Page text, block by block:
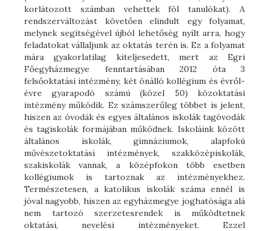
korlátozott számban vehettek föl tanulókat). A
rendszerváltozást követően elindult egy folyamat,
melynek segítségével újból lehetőség nyílt arra, hogy
feladatokat vállaljunk az oktatás terén is. Ez a folyamat
mára gyakorlatilag kiteljesedett, mert az Egri
Főegyházmegye fenntartásában 2012 óta 3
felsőoktatási intézmény, két önálló kollégium és évről-
évre gyarapodó számú (közel 50) közoktatási
intézmény működik. Ez számszerűleg többet is jelent,
hiszen az óvodák és egyes általános iskolák tagóvodák
és tagiskolák formájában működnek. Iskoláink között
általános iskolák, gimnáziumok, alapfokú
művészetoktatási intézmények, szakközépiskolák,
szakiskolák vannak, a középfokon több esetben
kollégiumok is tartoznak az intézményekhez.
Természetesen, a katolikus iskolák száma ennél is
jóval nagyobb, hiszen az egyházmegye joghatósága alá
nem tartozó szerzetesrendek is működtetnek
oktatási, nevelési intézményeket. Ezzel